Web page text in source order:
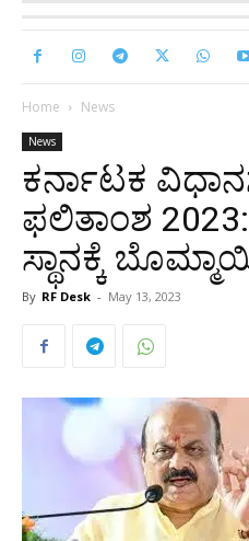
Home News
News
ಕರ್ನಾಟಕ
ಫಲಿತಾಂಶ
ಸ್ಥಾನಕ್ಕೆ
By RF Desk - May 13, 2023